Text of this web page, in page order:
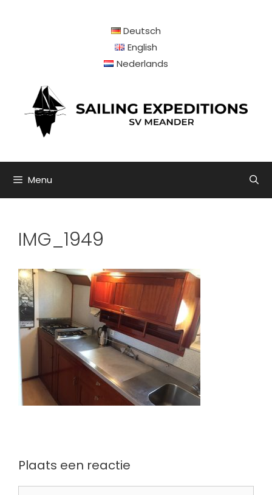
Deutsch
English
Nederlands
Menu
IMG_1949
Plaats een reactie